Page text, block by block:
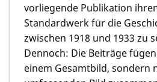
vorliegende Publikation
Standardwerk für die
zwischen 1918 und 1933 zu
Dennoch: Die Beiträge
einem Gesamtbild, sondern